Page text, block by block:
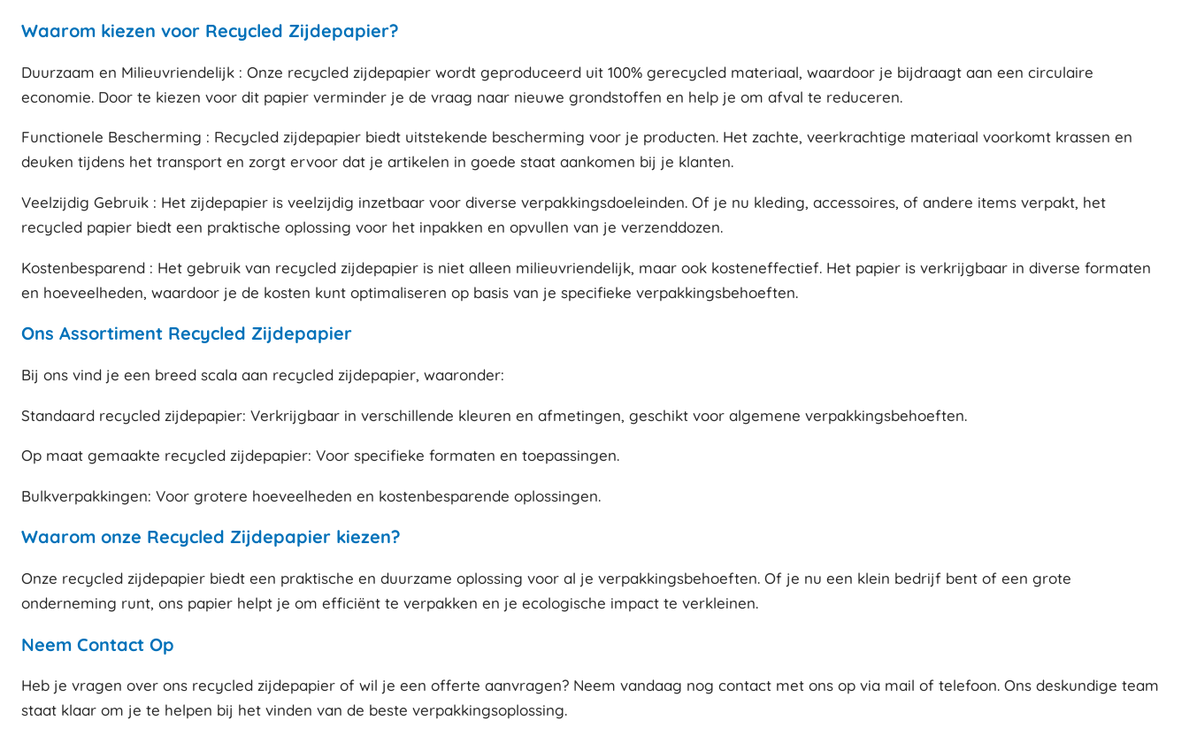
Waarom kiezen voor Recycled Zijdepapier?
Duurzaam en Milieuvriendelijk : Onze recycled zijdepapier wordt geproduceerd uit 100% gerecycled materiaal, waardoor je bijdraagt aan een circulaire
economie. Door te kiezen voor dit papier verminder je de vraag naar nieuwe grondstoffen en help je om afval te reduceren.
Functionele Bescherming : Recycled zijdepapier biedt uitstekende bescherming voor je producten. Het zachte, veerkrachtige materiaal voorkomt krassen en
deuken tijdens het transport en zorgt ervoor dat je artikelen in goede staat aankomen bij je klanten.
Veelzijdig Gebruik : Het zijdepapier is veelzijdig inzetbaar voor diverse verpakkingsdoeleinden. Of je nu kleding, accessoires, of andere items verpakt, het
recycled papier biedt een praktische oplossing voor het inpakken en opvullen van je verzenddozen.
Kostenbesparend : Het gebruik van recycled zijdepapier is niet alleen milieuvriendelijk, maar ook kosteneffectief. Het papier is verkrijgbaar in diverse formaten
en hoeveelheden, waardoor je de kosten kunt optimaliseren op basis van je specifieke verpakkingsbehoeften.
Ons Assortiment Recycled Zijdepapier
Bij ons vind je een breed scala aan recycled zijdepapier, waaronder:
Standaard recycled zijdepapier: Verkrijgbaar in verschillende kleuren en afmetingen, geschikt voor algemene verpakkingsbehoeften.
Op maat gemaakte recycled zijdepapier: Voor specifieke formaten en toepassingen.
Bulkverpakkingen: Voor grotere hoeveelheden en kostenbesparende oplossingen.
Waarom onze Recycled Zijdepapier kiezen?
Onze recycled zijdepapier biedt een praktische en duurzame oplossing voor al je verpakkingsbehoeften. Of je nu een klein bedrijf bent of een grote
onderneming runt, ons papier helpt je om efficiënt te verpakken en je ecologische impact te verkleinen.
Neem Contact Op
Heb je vragen over ons recycled zijdepapier of wil je een offerte aanvragen? Neem vandaag nog contact met ons op via mail of telefoon. Ons deskundige team
staat klaar om je te helpen bij het vinden van de beste verpakkingsoplossing.